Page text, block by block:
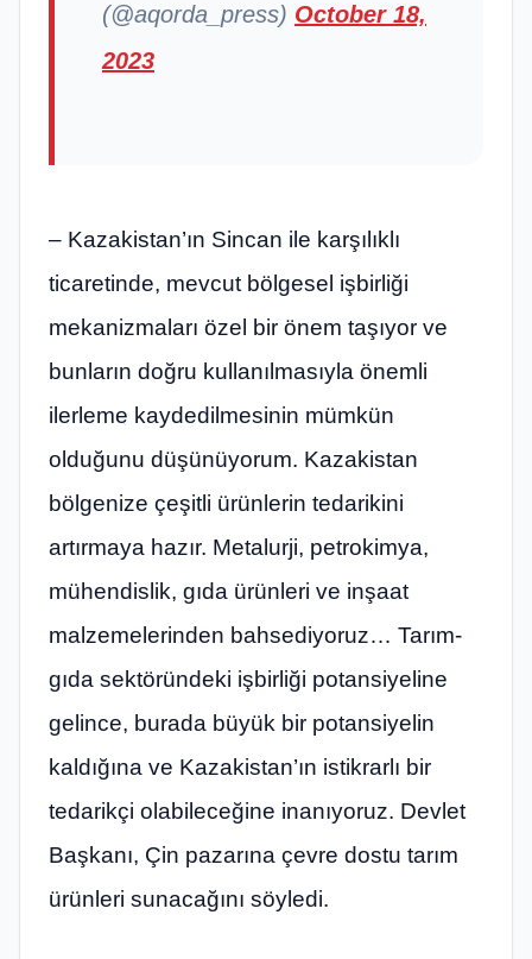
(@aqorda_press) October 18,
2023
– Kazakistan’ın Sincan ile karşılıklı
ticaretinde, mevcut bölgesel işbirliği
mekanizmaları özel bir önem taşıyor ve
bunların doğru kullanılmasıyla önemli
ilerleme kaydedilmesinin mümkün
olduğunu düşünüyorum. Kazakistan
bölgenize çeşitli ürünlerin tedarikini
artırmaya hazır. Metalurji, petrokimya,
mühendislik, gıda ürünleri ve inşaat
malzemelerinden bahsediyoruz… Tarım-
gıda sektöründeki işbirliği potansiyeline
gelince, burada büyük bir potansiyelin
kaldığına ve Kazakistan’ın istikrarlı bir
tedarikçi olabileceğine inanıyoruz. Devlet
Başkanı, Çin pazarına çevre dostu tarım
ürünleri sunacağını söyledi.